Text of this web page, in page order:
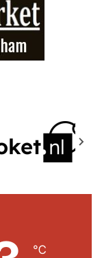
℃